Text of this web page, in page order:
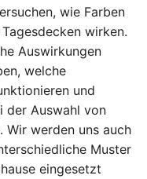
wie Farben
wirken.
Auswirkungen
welche
und
der Auswahl von
Wir werden uns auch
Muster
eingesetzt